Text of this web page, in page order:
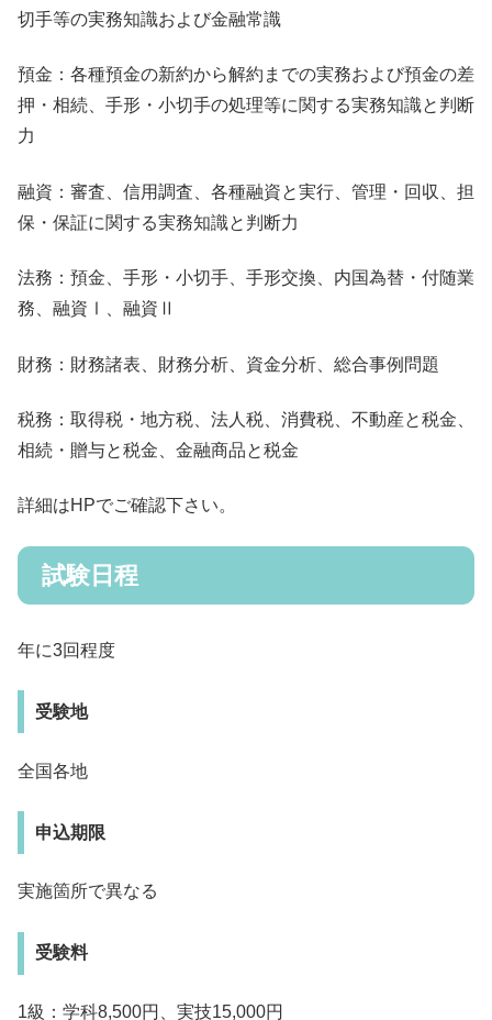
切手等の実務知識および金融常識
預金：各種預金の新約から解約までの実務および預金の差
押・相続、手形・小切手の処理等に関する実務知識と判断
力
融資：審査、信用調査、各種融資と実行、管理・回収、担
保・保証に関する実務知識と判断力
法務：預金、手形・小切手、手形交換、内国為替・付随業
務、融資Ⅰ、融資Ⅱ
財務：財務諸表、財務分析、資金分析、総合事例問題
税務：取得税・地方税、法人税、消費税、不動産と税金、
相続・贈与と税金、金融商品と税金
詳細はHPでご確認下さい。
試験日程
年に3回程度
受験地
全国各地
申込期限
実施箇所で異なる
受験料
1級：学科8,500円、実技15,000円